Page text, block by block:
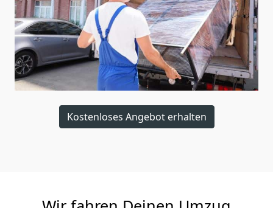
Kostenloses Angebot erhalten